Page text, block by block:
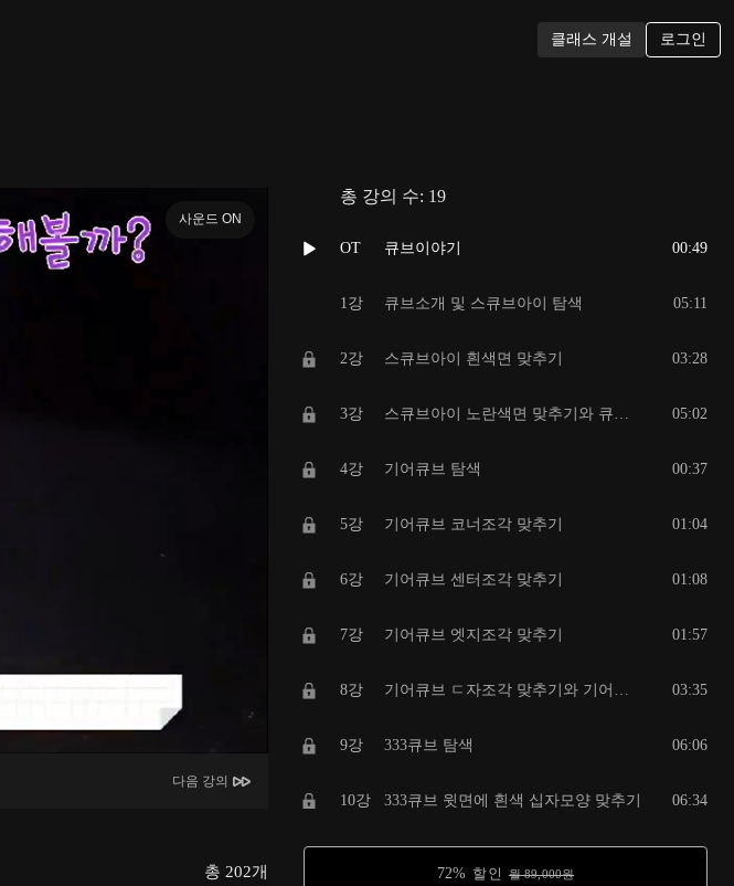
클래스 개설 로그인
사운드 ON
다음 강의
총 강의 수: 19
OT 큐브이야기 00:49
1강 큐브소개 및 스큐브아이 탐색 05:11
2강 스큐브아이 흰색면 맞추기 03:28
3강 스큐브아이 노란색면 맞추기와 큐브 완성하기 05:02
4강 기어큐브 탐색 00:37
5강 기어큐브 코너조각 맞추기 01:04
6강 기어큐브 센터조각 맞추기 01:08
7강 기어큐브 엣지조각 맞추기 01:57
8강 기어큐브 ㄷ자조각 맞추기와 기어방향 맞추기 03:35
9강 333큐브 탐색 06:06
10강 333큐브 윗면에 흰색 십자모양 맞추기 06:34
03:16
72% 할인 월89,000원
총 202개